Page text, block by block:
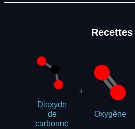
Recettes
Dioxyde
de
carbonne
+
Oxygène